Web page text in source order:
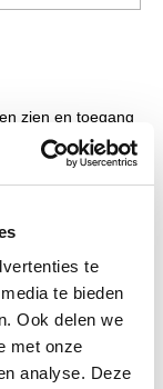
te
te bieden
Ook delen we
met onze
analyse. Deze
zien en toegang
uw bestelling